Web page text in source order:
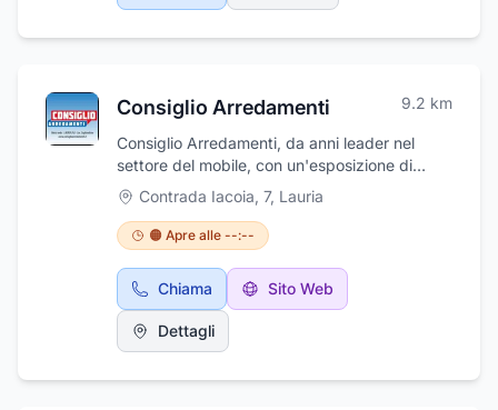
Consiglio Arredamenti 9.2 km
Consiglio Arredamenti, da anni leader nel
settore del mobile, con un'esposizione di
2000 mq di arredamenti di tutti gli stili, per
soddisfare le esigenze di ogni singolo cliente.
Da Consiglio Arredamenti, camere
matrimoniali e letti in ferro battuto e imbottiti
per ambienti classici o moderni, camerette
realizzabili completamente su misura, cucine
classiche, moderne, in muratura, in stile
country. e ancora, mobili da bagno
Consiglio Arredamenti è facile avere la propria
Contrada Iacoia, 7, Lauria
🟠 Apre alle --:--
Chiama Sito Web
Dettagli